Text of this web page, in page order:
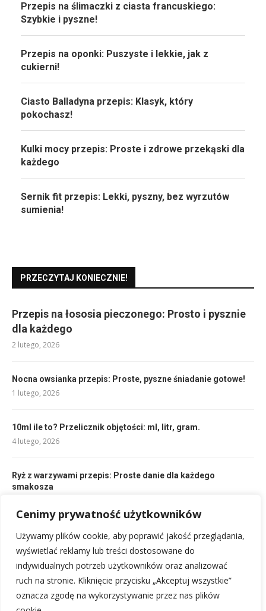
Cenimy prywatność użytkowników
Używamy plików cookie, aby poprawić jakość przeglądania,
wyświetlać reklamy lub treści dostosowane do
indywidualnych potrzeb użytkowników oraz analizować
ruch na stronie. Kliknięcie przycisku „Akceptuj wszystkie”
oznacza zgodę na wykorzystywanie przez nas plików
Przepis na ślimaczki z ciasta francuskiego:
Szybkie i pyszne!
Przepis na oponki: Puszyste i lekkie, jak z
cukierni!
Ciasto Balladyna przepis: Klasyk, który
pokochasz!
Kulki mocy przepis: Proste i zdrowe przekąski dla
każdego
Sernik fit przepis: Lekki, pyszny, bez wyrzutów
sumienia!
PRZECZYTAJ KONIECZNIE!
Przepis na łososia pieczonego: Prosto i pysznie
dla każdego
2 lutego, 2026
Nocna owsianka przepis: Proste, pyszne śniadanie gotowe!
1 lutego, 2026
10ml ile to? Przelicznik objętości: ml, litr, gram.
4 lutego, 2026
Ryż z warzywami przepis: Proste danie dla każdego
smakosza
Racuchy z jabłkami na kefirze: Przepyszny placek, który
pokochasz!
1 lutego, 2026